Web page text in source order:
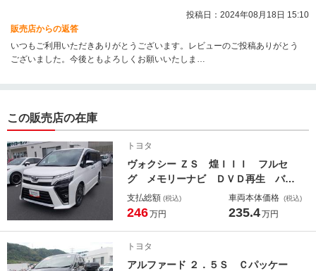
投稿日：2024年08月18日 15:10
販売店からの返答
いつもご利用いただきありがとうございます。レビューのご投稿ありがとう
ございました。今後ともよろしくお願いいたしま
この販売店の在庫
トヨタ
ヴォクシー ＺＳ 煌ＩＩＩ フルセ
グ メモリーナビ ＤＶＤ再生 バッ
クカメラ 衝突被害軽減システム Ｅ
ＴＣ 両側電動スライド ＬＥＤヘッ
イドリングストップ
支払総額 (税込)
246万円
車両本体価格 (税込)
235.4万円
トヨタ
アルファード ２．５Ｓ Ｃパッケー